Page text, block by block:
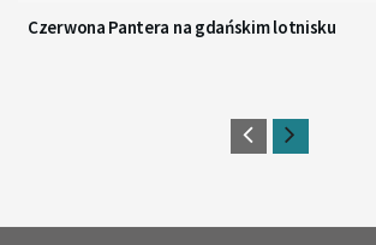
Czerwona Pantera na gdańskim lotnisku